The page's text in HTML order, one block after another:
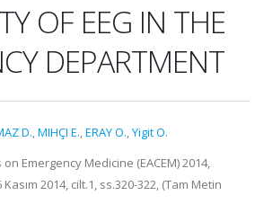
OF EEG IN THE
DEPARTMENT
D.,MIHÇI E.,ERAY O.,Yigit O.
Emergency Medicine (EACEM) 2014,
2014, cilt.1, ss.320-322, (Tam Metin